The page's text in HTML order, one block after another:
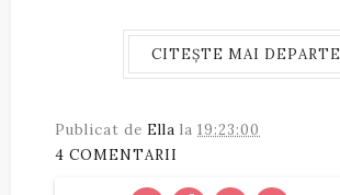
CITEȘTE MAI DEPARTE
Publicat de Ella la 19:23:00
4 COMENTARII